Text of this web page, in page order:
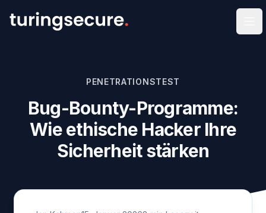
PENETRATIONSTEST
Bug-Bounty-Programme:
Wie ethische Hacker Ihre
Sicherheit stärken